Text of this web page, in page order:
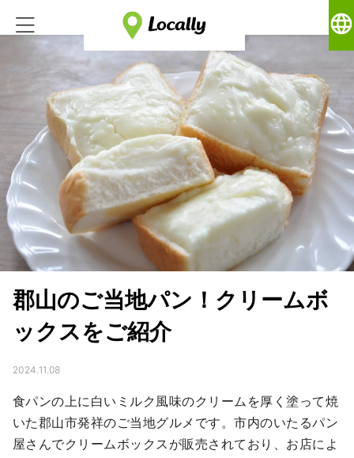
language
郡山のご当地パン！クリームボ
ックスをご紹介
2024.11.08
食パンの上に白いミルク風味のクリームを厚く塗って焼
いた郡山市発祥のご当地グルメです。市内のいたるパン
屋さんでクリームボックスが販売されており、お店によ